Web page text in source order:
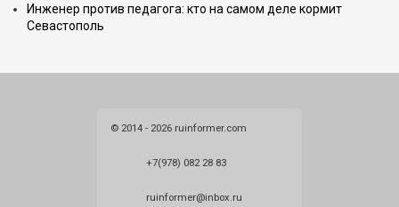
Инженер против педагога: кто на самом деле кормит
Севастополь
© 2014 - 2026 ruinformer.com
+7(978) 082 28 83
ruinformer@inbox.ru